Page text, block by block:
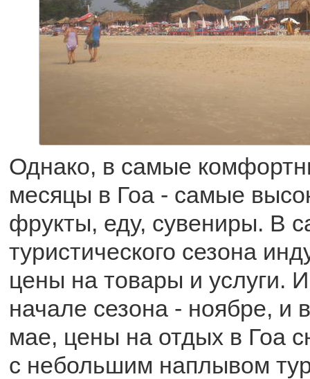
Однако, в самые
месяцы в Гоа - самые
фрукты, еду, сувениры. В
туристического сезона
цены на товары и услуги.
начале сезона - ноябре, и
мае, цены на отдых в Гоа
с небольшим наплывом